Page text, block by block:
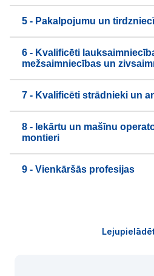
5 - Pakalpojumu un
6 - Kvalificēti
mežsaimniecības un
7 - Kvalificēti strādnieki un
8 - Iekārtu un mašīnu
montieri
9 - Vienkāršās profesijas